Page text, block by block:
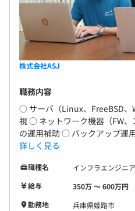
株式会社ASJ
職務内容
○ サーバ（Linux、FreeBSD
視 ○ ネットワーク機器（FW、
の運用補助 ○ バックアップ運
詳しく見る
職種名
インフラエンジニア
給与
350万 〜 600万円
勤務地
兵庫県姫路市